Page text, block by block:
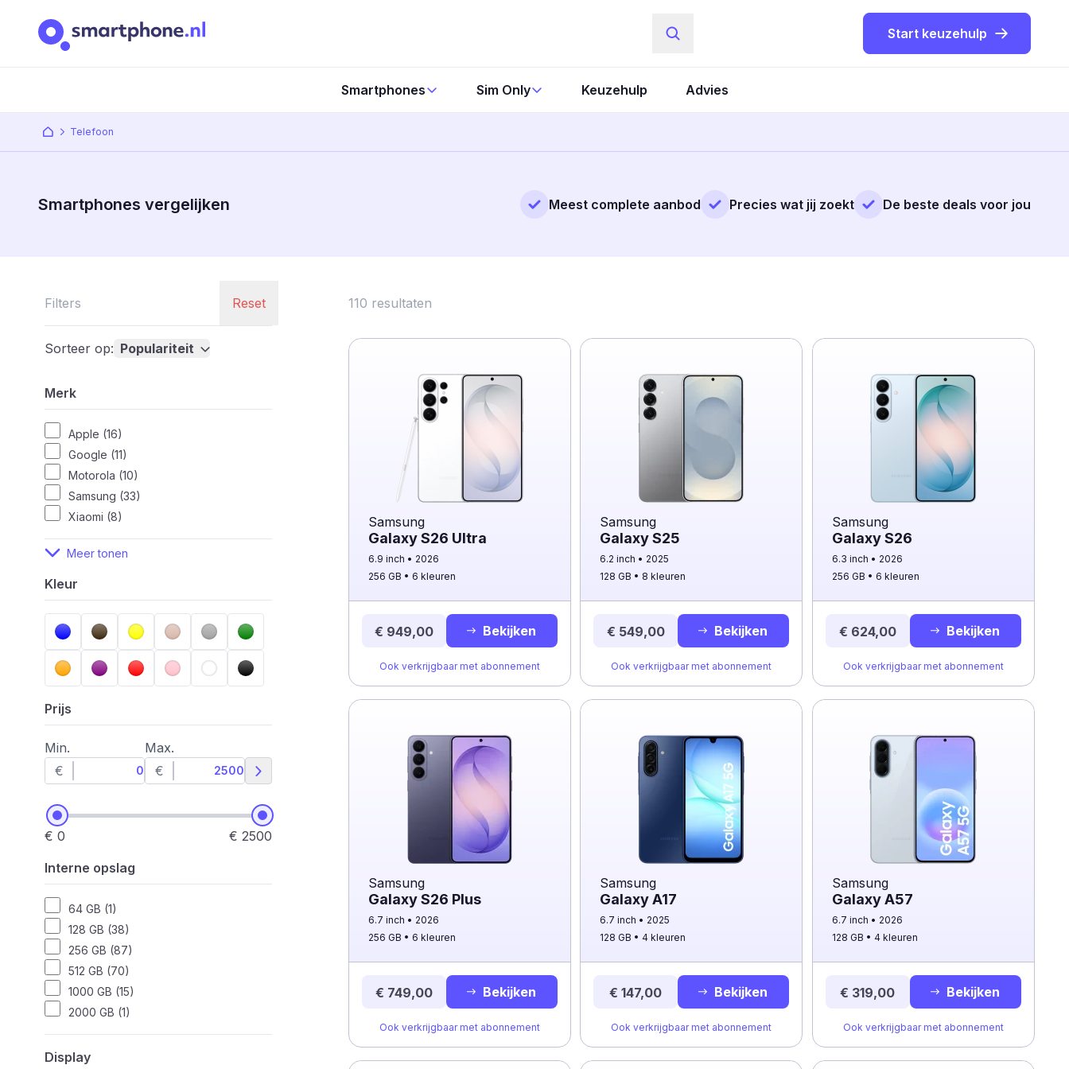
Start keuzehulp
Smartphones Sim Only Keuzehulp Advies
Telefoon
Smartphones vergelijken Meest complete aanbod Precies wat jij zoekt De beste deals voor jou
Filters Reset
Sorteer op: Populariteit
Merk
Apple (16)
Google (11)
Motorola (10)
Samsung (33)
Xiaomi (8)
Meer tonen
Kleur
Prijs
Min.
€
Max.
€
€ 0
€ 2500
Interne opslag
64 GB (1)
128 GB (38)
256 GB (87)
512 GB (70)
1000 GB (15)
2000 GB (1)
Display
110 resultaten
Samsung
Galaxy S26 Ultra
6.9 inch
2026
256 GB
6 kleuren
€ 949,00 Bekijken
Ook verkrijgbaar met abonnement
Samsung
Galaxy S25
6.2 inch
2025
128 GB
8 kleuren
€ 549,00 Bekijken
Ook verkrijgbaar met abonnement
Samsung
Galaxy S26
6.3 inch
2026
256 GB
6 kleuren
€ 624,00 Bekijken
Ook verkrijgbaar met abonnement
Samsung
Galaxy S26 Plus
6.7 inch
2026
256 GB
6 kleuren
€ 749,00 Bekijken
Ook verkrijgbaar met abonnement
Samsung
Galaxy A17
6.7 inch
2025
128 GB
4 kleuren
€ 147,00 Bekijken
Ook verkrijgbaar met abonnement
Samsung
Galaxy A57
6.7 inch
2026
128 GB
4 kleuren
€ 319,00 Bekijken
Ook verkrijgbaar met abonnement